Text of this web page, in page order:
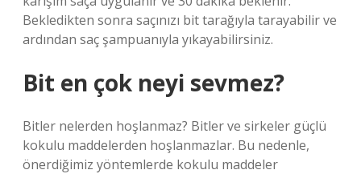
Bekledikten sonra saçınızı bit tarağıyla tarayabilir ve
ardından saç şampuanıyla yıkayabilirsiniz.
Bit en çok neyi sevmez?
Bitler nelerden hoşlanmaz? Bitler ve sirkeler güçlü
kokulu maddelerden hoşlanmazlar. Bu nedenle,
önerdiğimiz yöntemlerde kokulu maddeler